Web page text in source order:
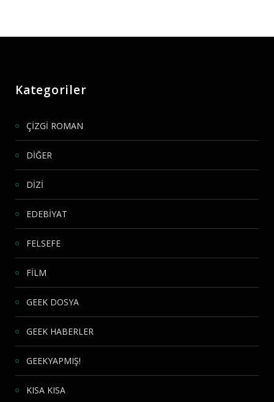
Kategoriler
ÇİZGİ ROMAN
DİĞER
DİZİ
EDEBİYAT
FELSEFE
FİLM
GEEK DOSYA
GEEK HABERLER
GEEKYAPMIŞ!
KISA KISA